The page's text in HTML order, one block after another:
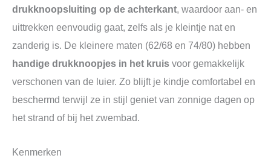
drukknoopsluiting op de achterkant, waardoor aan- en
uittrekken eenvoudig gaat, zelfs als je kleintje nat en
zanderig is. De kleinere maten (62/68 en 74/80) hebben
handige drukknoopjes in het kruis voor gemakkelijk
verschonen van de luier. Zo blijft je kindje comfortabel en
beschermd terwijl ze in stijl geniet van zonnige dagen op
het strand of bij het zwembad.
Kenmerken